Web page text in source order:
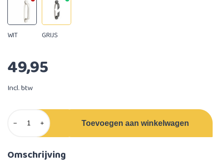
WIT GRIJS
49,95
Incl. btw
− + Toevoegen aan winkelwagen
Omschrijving